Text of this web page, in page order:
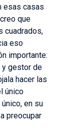
esas casas
que
cuadrados,
eso
importante:
y gestor de
hacer las
único
en su
preocupar